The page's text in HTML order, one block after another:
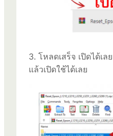
3. โหลดเสร็จ เปิดได้เ
แล้วเปิดใช้ได้เลย